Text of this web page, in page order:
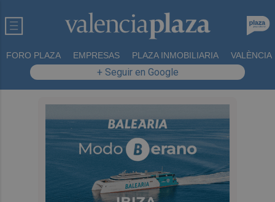
FORO PLAZA EMPRESAS PLAZA INMOBILIARIA VALÈNCIA
+ Seguir en Google